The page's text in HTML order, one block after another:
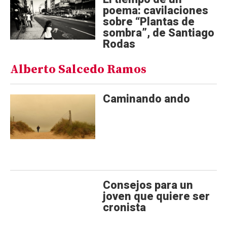
poema: cavilaciones
sobre “Plantas de
sombra”, de Santiago
Rodas
Alberto Salcedo Ramos
Caminando ando
Consejos para un
joven que quiere ser
cronista